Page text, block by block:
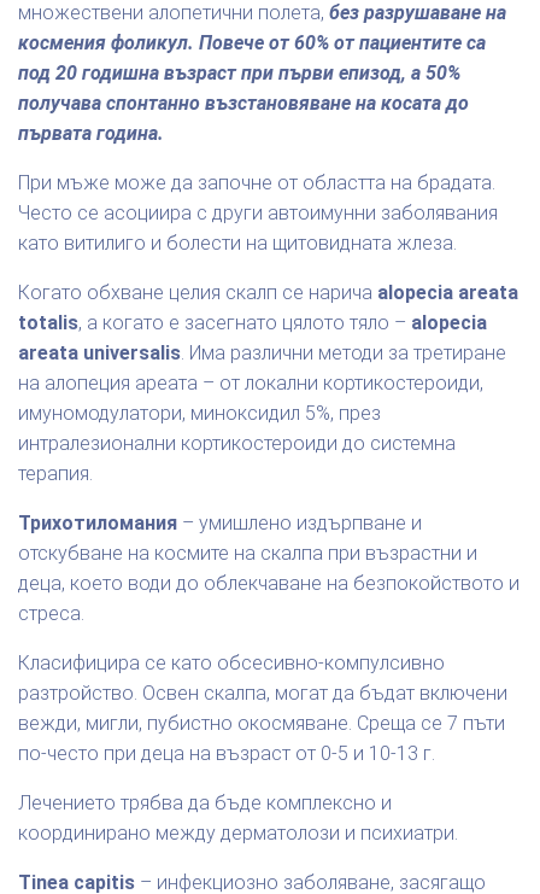
множествени алопетични полета, без разрушаване на
космения фоликул. Повече от 60% от пациентите са
под 20 годишна възраст при първи епизод, а 50%
получава спонтанно възстановяване на косата до
първата година.
При мъже може да започне от областта на брадата.
Често се асоциира с други автоимунни заболявания
като витилиго и болести на щитовидната жлеза.
Когато обхване целия скалп се нарича alopecia areata
totalis, а когато е засегнато цялото тяло – alopecia
areata universalis. Има различни методи за третиране
на алопеция ареата – от локални кортикостероиди,
имуномодулатори, миноксидил 5%, през
интралезионални кортикостероиди до системна
терапия.
Трихотиломания – умишлено издърпване и
отскубване на космите на скалпа при възрастни и
деца, което води до облекчаване на безпокойството и
стреса.
Класифицира се като обсесивно-компулсивно
разтройство. Освен скалпа, могат да бъдат включени
вежди, мигли, пубистно окосмяване. Среща се 7 пъти
по-често при деца на възраст от 0-5 и 10-13 г.
Лечението трябва да бъде комплексно и
координирано между дерматолози и психиатри.
Tinea capitis – инфекциозно заболяване, засягащо